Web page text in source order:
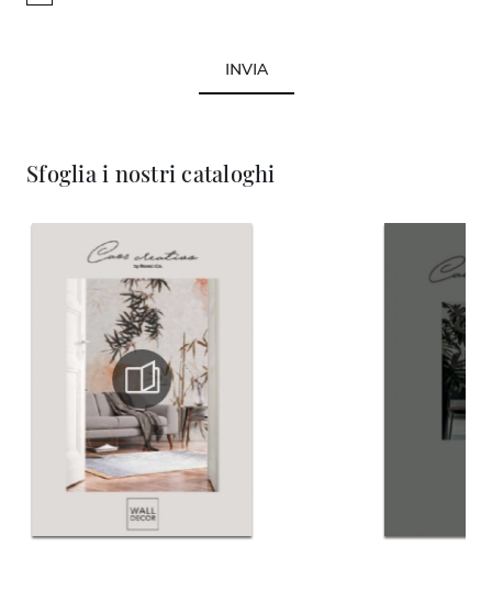
Sfoglia i nostri cataloghi
INVIA